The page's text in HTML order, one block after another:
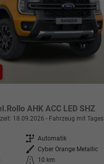
AHK ACC LED SHZ
18.09.2026 Fahrzeug mit Tageszulassung
Getriebe Automatik
Außenfarbe Cyber Orange Metallic
Kilometerstand
10 km